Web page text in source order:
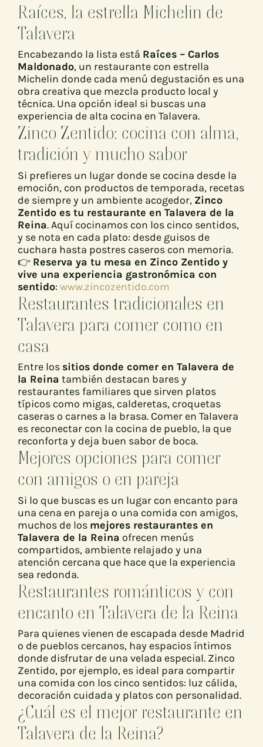
Raíces, la estrella Michelin de
Talavera
Encabezando la lista está Raíces – Carlos
Maldonado, un restaurante con estrella
Michelin donde cada menú degustación es una
obra creativa que mezcla producto local y
técnica. Una opción ideal si buscas una
experiencia de alta cocina en Talavera.
Zinco Zentido: cocina con alma,
tradición y mucho sabor
Si prefieres un lugar donde se cocina desde la
emoción, con productos de temporada, recetas
de siempre y un ambiente acogedor, Zinco
Zentido es tu restaurante en Talavera de la
Reina. Aquí cocinamos con los cinco sentidos,
y se nota en cada plato: desde guisos de
cuchara hasta postres caseros con memoria.
👉 Reserva ya tu mesa en Zinco Zentido y
vive una experiencia gastronómica con
sentido: www.zincozentido.com
Restaurantes tradicionales en
Talavera para comer como en
casa
Entre los sitios donde comer en Talavera de
la Reina también destacan bares y
restaurantes familiares que sirven platos
típicos como migas, calderetas, croquetas
caseras o carnes a la brasa. Comer en Talavera
es reconectar con la cocina de pueblo, la que
reconforta y deja buen sabor de boca.
Mejores opciones para comer
con amigos o en pareja
Si lo que buscas es un lugar con encanto para
una cena en pareja o una comida con amigos,
muchos de los mejores restaurantes en
Talavera de la Reina ofrecen menús
compartidos, ambiente relajado y una
atención cercana que hace que la experiencia
sea redonda.
Restaurantes románticos y con
encanto en Talavera de la Reina
Para quienes vienen de escapada desde Madrid
o de pueblos cercanos, hay espacios íntimos
donde disfrutar de una velada especial. Zinco
Zentido, por ejemplo, es ideal para compartir
una comida con los cinco sentidos: luz cálida,
decoración cuidada y platos con personalidad.
¿Cuál es el mejor restaurante en
Talavera de la Reina?